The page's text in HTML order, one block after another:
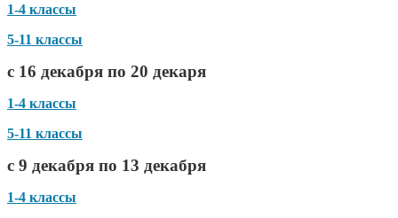
1-4 классы
5-11 классы
с 16 декабря по 20 декаря
1-4 классы
5-11 классы
с 9 декабря по 13 декабря
1-4 классы